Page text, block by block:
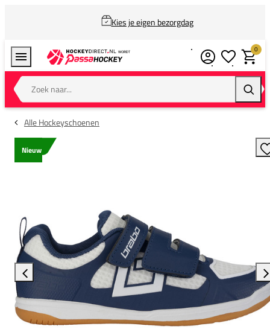
Kies je eigen bezorgdag
Zoek naar...
0
Alle Hockeyschoenen
Nieuw